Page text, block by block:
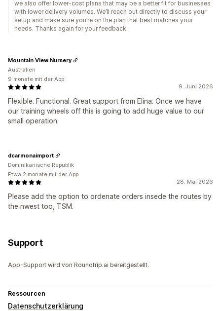
we also offer lower-cost plans that may be a better fit for businesses
with lower delivery volumes. We’ll reach out directly to discuss your
setup and make sure you’re on the plan that best matches your
needs. Thanks again for your feedback.
9. Juni 2026
Flexible. Functional. Great support from Elina. Once we have
our training wheels off this is going to add huge value to our
small operation.
Mountain View Nursery
Australien
9 monate mit der App
28. Mai 2026
Please add the option to ordenate orders insede the routes by
the nwest too, TSM.
dcarmonaimport
Dominikanische Republik
Etwa 2 monate mit der App
Support
App-Support wird von Roundtrip.ai bereitgestellt.
Ressourcen
Datenschutzerklärung